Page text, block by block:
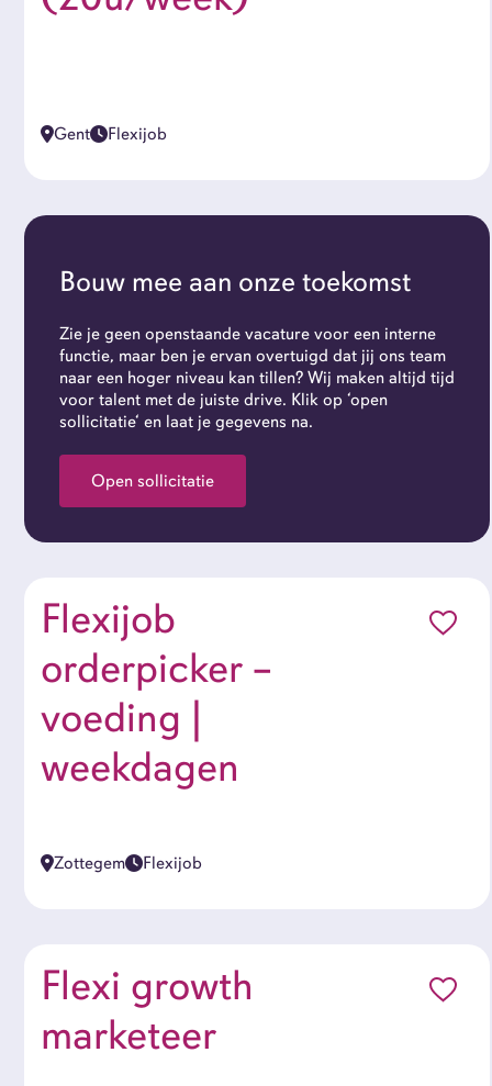
Gent Flexijob
Bouw mee aan onze toekomst
Zie je geen openstaande vacature voor een interne
functie, maar ben je ervan overtuigd dat jij ons team
naar een hoger niveau kan tillen? Wij maken altijd tijd
voor talent met de juiste drive. Klik op ‘open
sollicitatie‘ en laat je gegevens na.
Open sollicitatie
Flexijob
orderpicker –
voeding |
weekdagen
Zottegem Flexijob
Flexi growth
marketeer